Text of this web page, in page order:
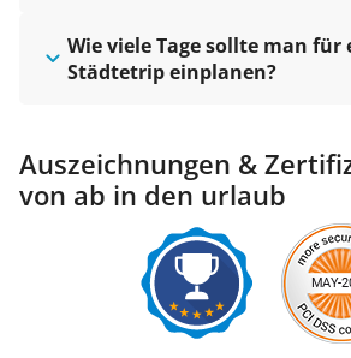
Wie viele Tage sollte man für
Städtetrip einplanen?
Auszeichnungen &
von ab in den urlaub